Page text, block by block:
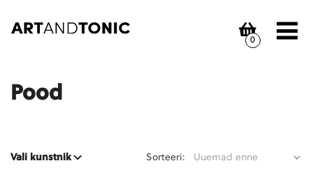
0
Pood
Vali kunstnik Sorteeri: